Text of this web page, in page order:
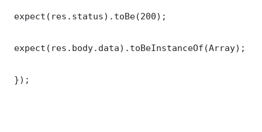
expect(res.status).toBe(200);
expect(res.body.data).toBeInstanceOf(Array);
});